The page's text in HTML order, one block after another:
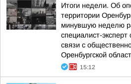
Итоги недели. Об
территории
минувшую неделю
специалист-
связи с
Оренбургской
15:12